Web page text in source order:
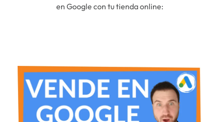
en Google con tu tienda online: